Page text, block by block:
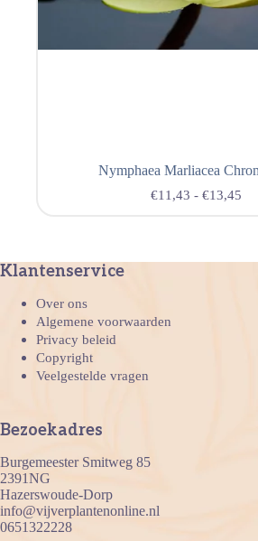
Nymphaea Marliacea
€11,43 - €13,45
Klantenservice
Over ons
Algemene voorwaarden
Privacy beleid
Copyright
Veelgestelde vragen
Bezoekadres
Burgemeester Smitweg 85
2391NG
Hazerswoude-Dorp
info@vijverplantenonline.nl
0651322228